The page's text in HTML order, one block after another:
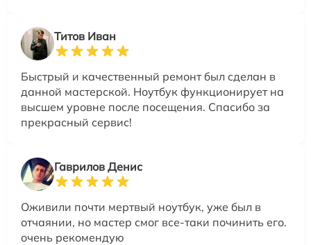
Титов Иван
Быстрый и качественный ремонт был сделан в
данной мастерской. Ноутбук функционирует на
высшем уровне после посещения. Спасибо за
прекрасный сервис!
Гаврилов Денис
Оживили почти мертвый ноутбук, уже был в
отчаянии, но мастер смог все-таки починить его.
очень рекомендую